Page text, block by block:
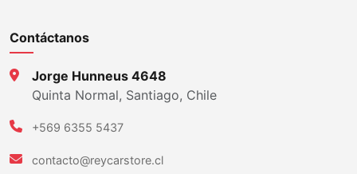
Contáctanos
Jorge Hunneus 4648
Quinta Normal, Santiago, Chile
+569 6355 5437
contacto@reycarstore.cl